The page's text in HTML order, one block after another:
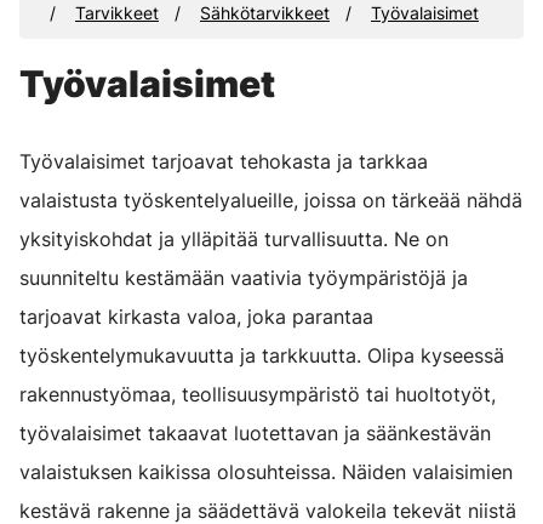
Tarvikkeet Sähkötarvikkeet Työvalaisimet
Työvalaisimet
Työvalaisimet tarjoavat tehokasta ja tarkkaa
valaistusta työskentelyalueille, joissa on tärkeää nähdä
yksityiskohdat ja ylläpitää turvallisuutta. Ne on
suunniteltu kestämään vaativia työympäristöjä ja
tarjoavat kirkasta valoa, joka parantaa
työskentelymukavuutta ja tarkkuutta. Olipa kyseessä
rakennustyömaa, teollisuusympäristö tai huoltotyöt,
työvalaisimet takaavat luotettavan ja säänkestävän
valaistuksen kaikissa olosuhteissa. Näiden valaisimien
kestävä rakenne ja säädettävä valokeila tekevät niistä